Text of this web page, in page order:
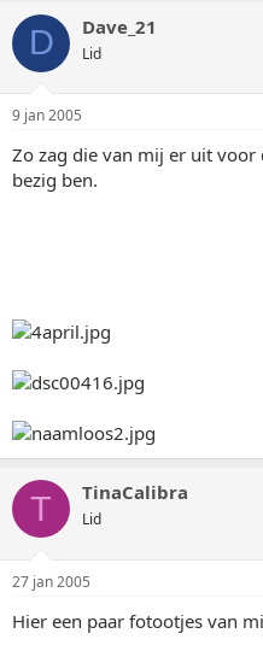
D Dave_21
Lid
9 jan 2005
Zo zag die van mij er uit
bezig ben.
T TinaCalibra
Lid
27 jan 2005
Hier een paar fotootjes van